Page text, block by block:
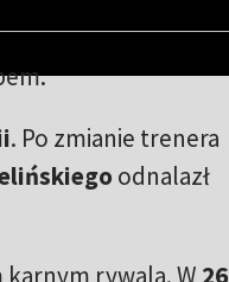
. Po zmianie trenera
odnalazł